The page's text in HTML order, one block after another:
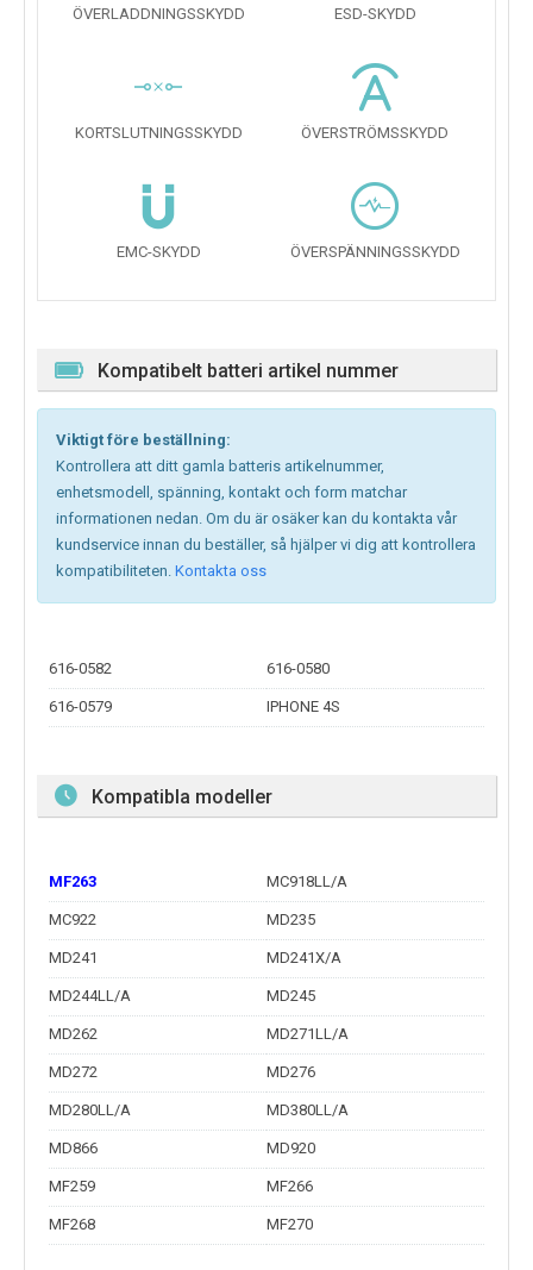
ÖVERLADDNINGSSKYDD ESD-SKYDD
KORTSLUTNINGSSKYDD ÖVERSTRÖMSSKYDD
EMC-SKYDD ÖVERSPÄNNINGSSKYDD
Kompatibelt batteri artikel nummer
Viktigt före beställning:
Kontrollera att ditt gamla batteris artikelnummer,
enhetsmodell, spänning, kontakt och form matchar
informationen nedan. Om du är osäker kan du kontakta vår
kundservice innan du beställer, så hjälper vi dig att kontrollera
kompatibiliteten. Kontakta oss
616-0582 616-0580
616-0579 IPHONE 4S
Kompatibla modeller
MF263 MC918LL/A
MC922 MD235
MD241 MD241X/A
MD244LL/A MD245
MD262 MD271LL/A
MD272 MD276
MD280LL/A MD380LL/A
MD866 MD920
MF259 MF266
MF268 MF270